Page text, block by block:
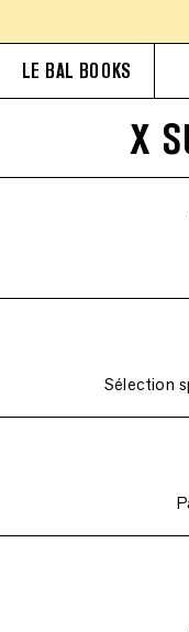
LE BAL BOOKS
X
Sélection